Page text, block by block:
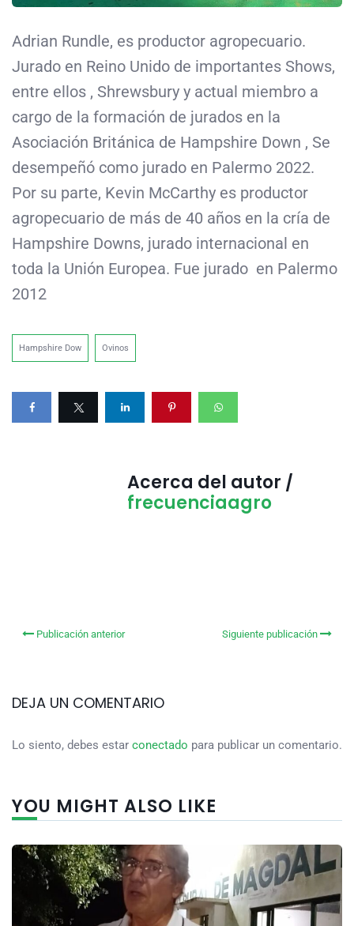
Adrian Rundle, es productor agropecuario.
Jurado en Reino Unido de importantes Shows,
entre ellos , Shrewsbury y actual miembro a
cargo de la formación de jurados en la
Asociación Británica de Hampshire Down , Se
desempeñó como jurado en Palermo 2022.
Por su parte, Kevin McCarthy es productor
agropecuario de más de 40 años en la cría de
Hampshire Downs, jurado internacional en
toda la Unión Europea. Fue jurado en Palermo
2012
Hampshire Dow Ovinos
Acerca del autor /
frecuenciaagro
Publicación anterior Siguiente publicación
DEJA UN COMENTARIO
Lo siento, debes estar conectado para publicar un comentario.
YOU MIGHT ALSO LIKE